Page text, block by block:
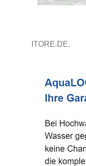
ITORE.DE.